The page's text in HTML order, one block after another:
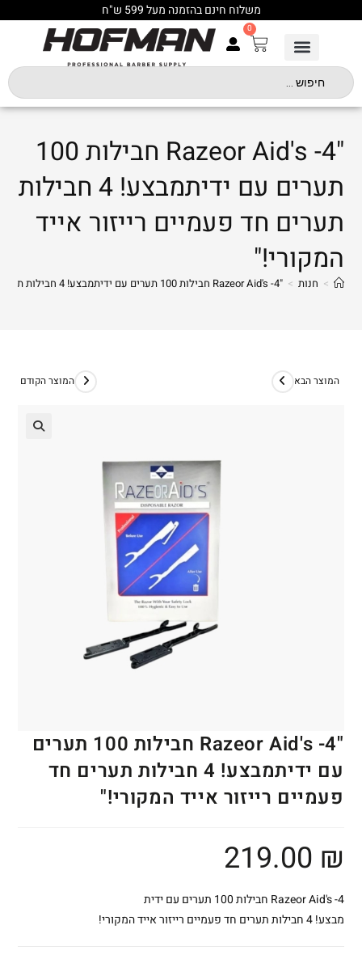
משלוח חינם בהזמנה מעל 599 ש"ח
0
"Razeor Aid's -4 חבילות 100
תערים עם ידיתמבצע! 4 חבילות
תערים חד פעמיים רייזור אייד
המקורי!"
> חנות > "Razeor Aid's -4 חבילות 100 תערים עם ידיתמבצע! 4 חבילות תערים חד פעמיים רייזור אייד המקורי!"
המוצר הקודם המוצר הבא
"Razeor Aid's -4 חבילות 100 תערים
עם ידיתמבצע! 4 חבילות תערים חד
פעמיים רייזור אייד המקורי!"
219.00 ₪
Razeor Aid's -4 חבילות 100 תערים עם ידית
מבצע! 4 חבילות תערים חד פעמיים רייזור אייד המקורי!